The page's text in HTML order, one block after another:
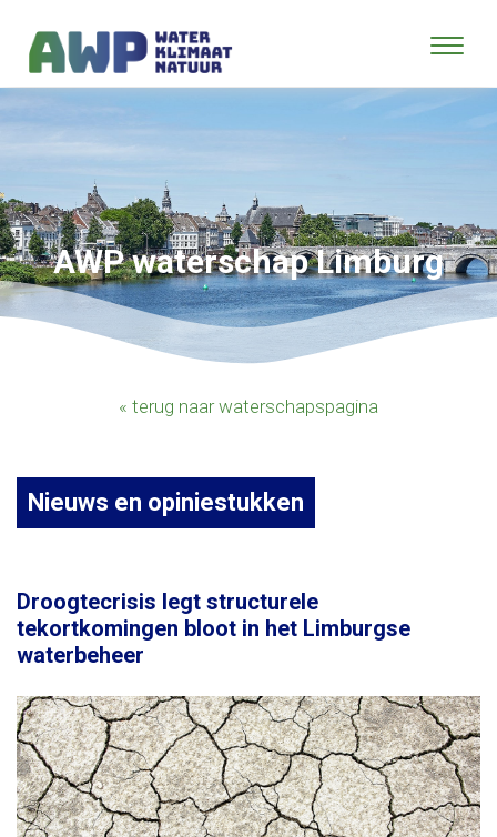
AWP waterschap Limburg
« terug naar waterschapspagina
Nieuws en opiniestukken
Droogtecrisis legt structurele
tekortkomingen bloot in het Limburgse
waterbeheer